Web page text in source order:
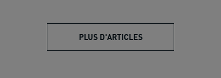
PLUS D'ARTICLES